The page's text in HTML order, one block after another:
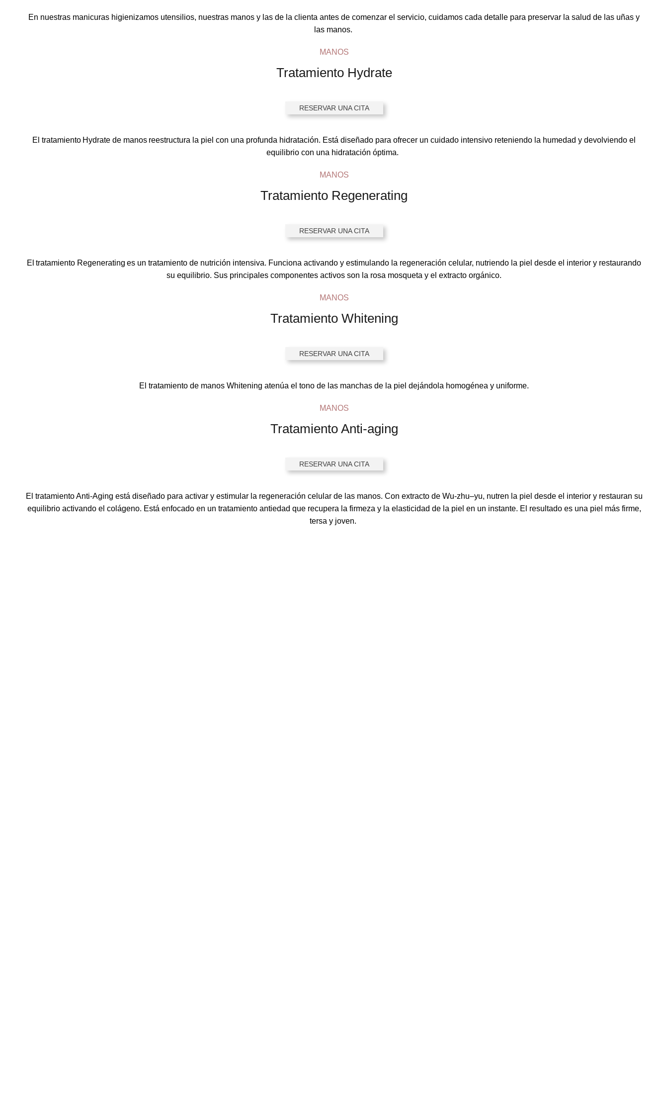
En nuestras manicuras higienizamos utensilios, nuestras manos y las de la clienta antes de comenzar el servicio, cuidamos cada detalle para preservar la salud de las uñas y
las manos.
MANOS
Tratamiento Hydrate
RESERVAR UNA CITA
El tratamiento Hydrate de manos reestructura la piel con una profunda hidratación. Está diseñado para ofrecer un cuidado intensivo reteniendo la humedad y devolviendo el
equilibrio con una hidratación óptima.
MANOS
Tratamiento Regenerating
RESERVAR UNA CITA
El tratamiento Regenerating es un tratamiento de nutrición intensiva. Funciona activando y estimulando la regeneración celular, nutriendo la piel desde el interior y restaurando
su equilibrio. Sus principales componentes activos son la rosa mosqueta y el extracto orgánico.
MANOS
Tratamiento Whitening
RESERVAR UNA CITA
El tratamiento de manos Whitening atenúa el tono de las manchas de la piel dejándola homogénea y uniforme.
MANOS
Tratamiento Anti-aging
RESERVAR UNA CITA
El tratamientoAnti-Aging está diseñadopara activar y estimular la regeneración celular de las manos. Con extracto de Wu-zhu–yu, nutren la piel desde el interior y restauran su
equilibrio activando el colágeno. Está enfocadoen un tratamiento antiedad que recupera la firmeza y la elasticidad de la piel en un instante. El resultado es una piel más firme,
tersa y joven.